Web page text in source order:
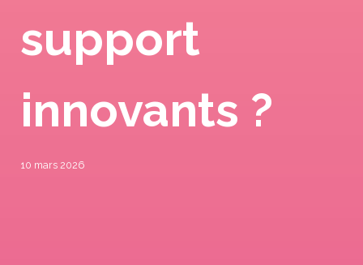
support
innovants ?
10 mars 2026